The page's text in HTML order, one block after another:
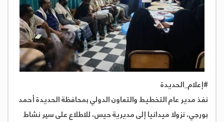
#إعلام_الحديدة
نفذ مدير عام التخطيط والتعاون الدولي بمحافظة الحديدة أحمد
بورجي، نزولا ميدانيا إلى مديرية حيس، للاطلاع على سير نشاط